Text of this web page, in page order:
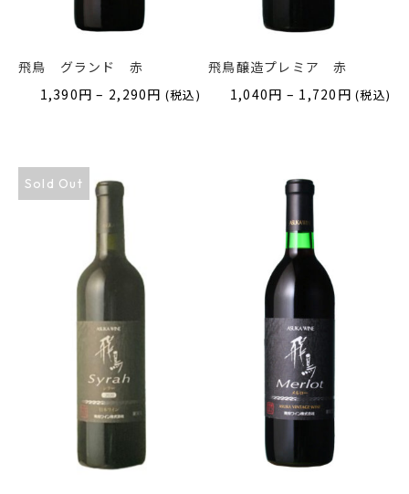
飛鳥 グランド 赤
1,390円 – 2,290円 価
(税込)
飛鳥醸造プレミア 赤
1,040円 – 1,720 円価
(税込)
Sold Out